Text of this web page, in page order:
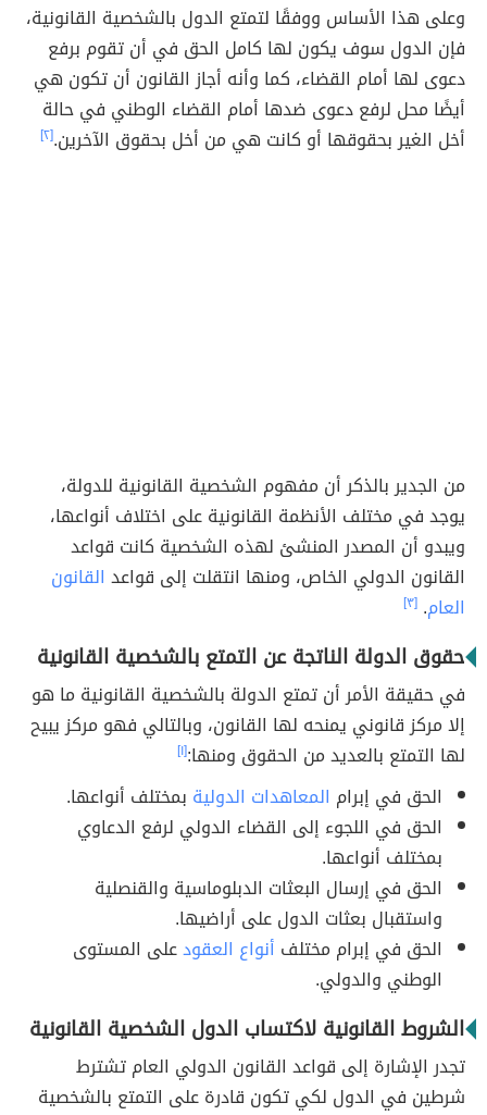
وعلى هذا الأساس ووفقًا لتمتع الدول بالشخصية القانونية،
فإن الدول سوف يكون لها كامل الحق في أن تقوم برفع
دعوى لها أمام القضاء، كما وأنه أجاز القانون أن تكون هي
أيضًا محل لرفع دعوى ضدها أمام القضاء الوطني في حالة
أخل الغير بحقوقها أو كانت هي من أخل بحقوق الآخرين.[٢]
من الجدير بالذكر أن مفهوم الشخصية القانونية للدولة،
يوجد في مختلف الأنظمة القانونية على اختلاف أنواعها،
ويبدو أن المصدر المنشئ لهذه الشخصية كانت قواعد
القانون الدولي الخاص، ومنها انتقلت إلى قواعد القانون
العام. [٣]
حقوق الدولة الناتجة عن التمتع بالشخصية القانونية
في حقيقة الأمر أن تمتع الدولة بالشخصية القانونية ما هو
إلا مركز قانوني يمنحه لها القانون، وبالتالي فهو مركز يبيح
لها التمتع بالعديد من الحقوق ومنها:[١]
الحق في إبرام المعاهدات الدولية بمختلف أنواعها.
الحق في اللجوء إلى القضاء الدولي لرفع الدعاوي
بمختلف أنواعها.
الحق في إرسال البعثات الدبلوماسية والقنصلية
واستقبال بعثات الدول على أراضيها.
الحق في إبرام مختلف أنواع العقودعلى المستوى
الوطني والدولي.
الشروط القانونية لاكتساب الدول الشخصية القانونية
تجدر الإشارة إلى قواعد القانون الدولي العام تشترط
شرطين في الدول لكي تكون قادرة على التمتع بالشخصية